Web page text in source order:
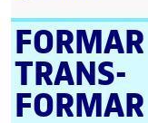
FORMAR
TRANS­
FORMAR